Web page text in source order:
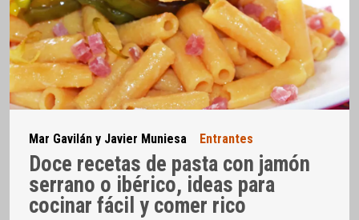
Mar Gavilán y Javier Muniesa Entrantes
Doce recetas de pasta con jamón
serrano o ibérico, ideas para
cocinar fácil y comer rico